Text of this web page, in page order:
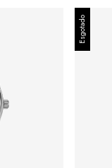
Esgotado